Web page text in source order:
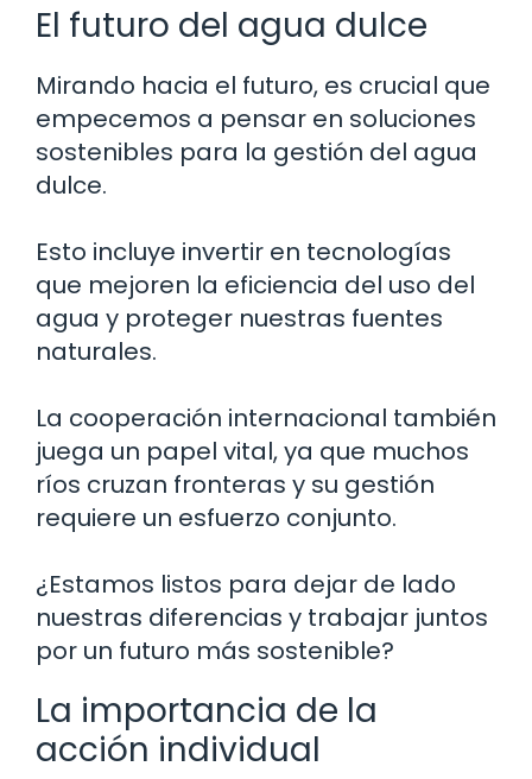
El futuro del agua dulce
Mirando hacia el futuro, es crucial que
empecemos a pensar en soluciones
sostenibles para la gestión del agua
dulce.
Esto incluye invertir en tecnologías
que mejoren la eficiencia del uso del
agua y proteger nuestras fuentes
naturales.
La cooperación internacional también
juega un papel vital, ya que muchos
ríos cruzan fronteras y su gestión
requiere un esfuerzo conjunto.
¿Estamos listos para dejar de lado
nuestras diferencias y trabajar juntos
por un futuro más sostenible?
La importancia de la
acción individual